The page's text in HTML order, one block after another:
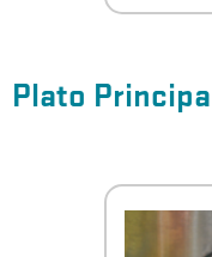
Plato Principal